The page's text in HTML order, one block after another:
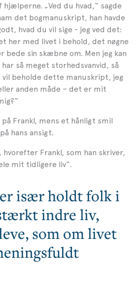
hjælperne. „Ved du hvad,“ sagde
det bogmanuskript, han havde
hvad du vil sige - jeg ved det:
her med livet i behold, det nøgne
bede sin skæbne om. Men jeg kan
så meget storhedsvanvid, så
vil beholde dette manuskript, jeg
anden måde – det er mit
på Frankl, mens et hånligt smil
hans ansigt.
hvorefter Frankl, som han skriver,
mit tidligere liv“.
især holdt folk i
indre liv,
som om livet